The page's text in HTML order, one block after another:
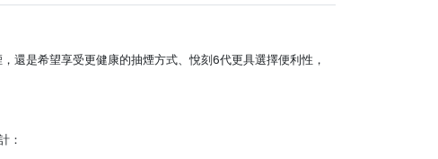
是希望享受更健康的抽煙方式、悅刻6代更具選擇便利性，
：